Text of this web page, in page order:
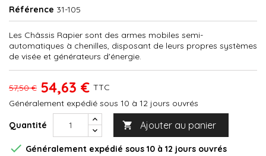
Référence 31-105
Les Châssis Rapier sont des armes mobiles semi-
automatiques à chenilles, disposant de leurs propres systèmes
de visée et générateurs d'énergie.
57,50 € 54,63 € TTC
Généralement expédié sous 10 à 12 jours ouvrés
Quantité  Ajouter au panier
 Généralement expédié sous 10 à 12 jours ouvrés